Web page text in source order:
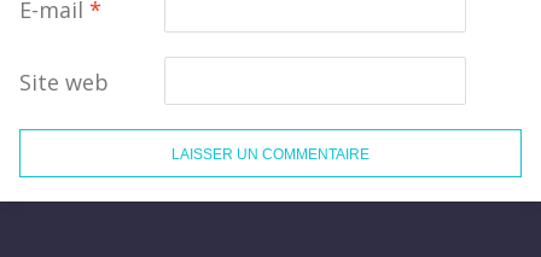
E-mail *
Site web